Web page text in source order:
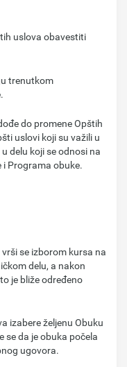
uslova obavestiti
trenutkom
do promene Opštih
uslovi koji su važili u
delu koji se odnosi na
i Programa obuke.
se izborom kursa na
delu, a nakon
je bliže određeno
izabere željenu Obuku
se da je obuka počela
ugovora.